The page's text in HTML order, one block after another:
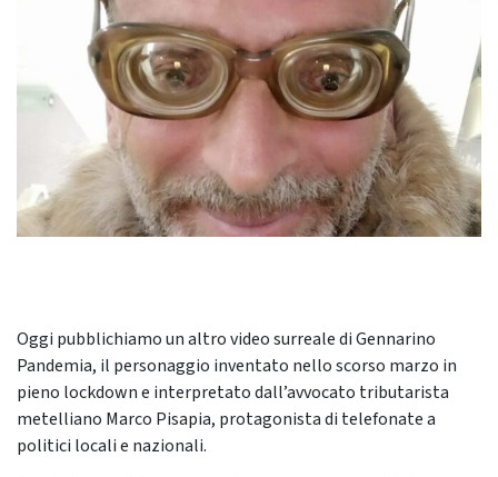
Oggi pubblichiamo un altro video surreale di Gennarino
Pandemia, il personaggio inventato nello scorso marzo in
pieno lockdown e interpretato dall’avvocato tributarista
metelliano Marco Pisapia, protagonista di telefonate a
politici locali e nazionali.